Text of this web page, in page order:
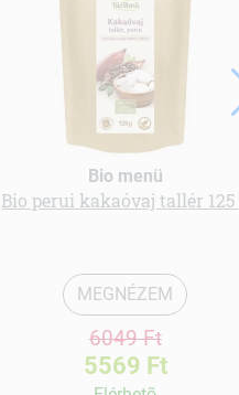
Bio menü
Bio perui kakaóvaj tallér 125
MEGNÉZEM
6049 Ft
5569 Ft